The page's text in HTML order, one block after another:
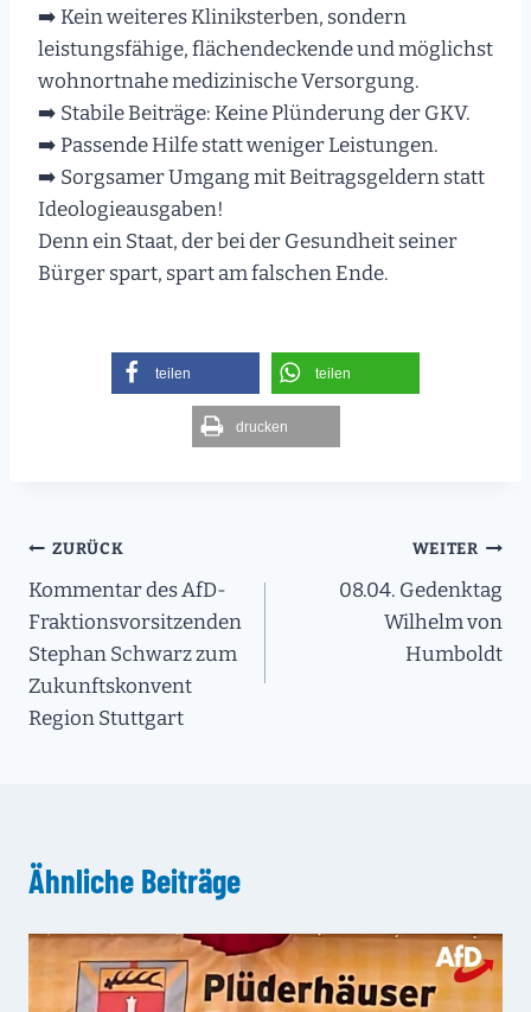
➡️ Kein weiteres Kliniksterben, sondern
leistungsfähige, flächendeckende und möglichst
wohnortnahe medizinische Versorgung.
➡️ Stabile Beiträge: Keine Plünderung der GKV.
➡️ Passende Hilfe statt weniger Leistungen.
➡️ Sorgsamer Umgang mit Beitragsgeldern statt
Ideologieausgaben!
Denn ein Staat, der bei der Gesundheit seiner
Bürger spart, spart am falschen Ende.
teilen teilen
drucken
Beitragsnavigation
ZURÜCK
Kommentar des AfD-
Fraktionsvorsitzenden
Stephan Schwarz zum
Zukunftskonvent
Region Stuttgart
WEITER
08.04. Gedenktag
Wilhelm von
Humboldt
Ähnliche Beiträge